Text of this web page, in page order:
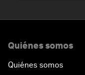
Quiénes somos
Quiénes somos